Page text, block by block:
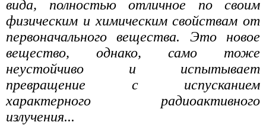
вида, полностью отличное по своим
физическим и химическим свойствам от
первоначального вещества. Это новое
вещество, однако, само тоже
неустойчиво и испытывает
превращение с испусканием
характерного радиоактивного
излучения...